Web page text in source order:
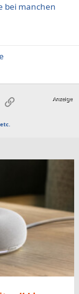
bei manchen
MailLink